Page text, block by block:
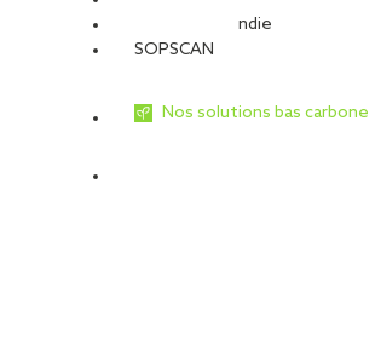
Sécurité Incendie
SOPSCAN
Nos solutions bas carbone